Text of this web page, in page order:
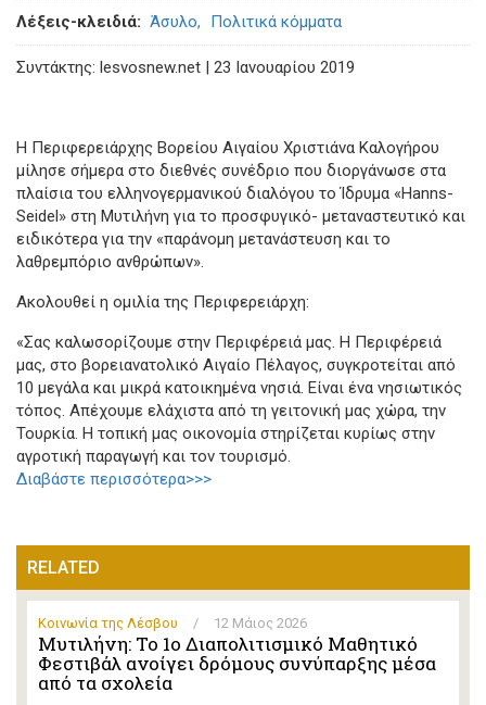
Λέξεις-κλειδιά Άσυλο Πολιτικά κόμματα
Συντάκτης: lesvosnew.net | 23 Ιανουαρίου 2019
Η Περιφερειάρχης Βορείου Αιγαίου Χριστιάνα Καλογήρου
μίλησε σήμερα στο διεθνές συνέδριο που διοργάνωσε στα
πλαίσια του ελληνογερμανικού διαλόγου το Ίδρυμα «Hanns-
Seidel» στη Μυτιλήνη για το προσφυγικό- μεταναστευτικό και
ειδικότερα για την «παράνομη μετανάστευση και το
λαθρεμπόριο ανθρώπων».
Ακολουθεί η ομιλία της Περιφερειάρχη:
«Σας καλωσορίζουμε στην Περιφέρειά μας. Η Περιφέρειά
μας, στο βορειανατολικό Αιγαίο Πέλαγος, συγκροτείται από
10 μεγάλα και μικρά κατοικημένα νησιά. Είναι ένα νησιωτικός
τόπος. Απέχουμε ελάχιστα από τη γειτονική μας χώρα, την
Τουρκία. Η τοπική μας οικονομία στηρίζεται κυρίως στην
αγροτική παραγωγή και τον τουρισμό.
Διαβάστε περισσότερα>>>
RELATED
Κοινωνία της Λέσβου / 12 Μάιος 2026
Μυτιλήνη: Το 1ο Διαπολιτισμικό Μαθητικό
Φεστιβάλ ανοίγει δρόμους συνύπαρξης μέσα
από τα σχολεία